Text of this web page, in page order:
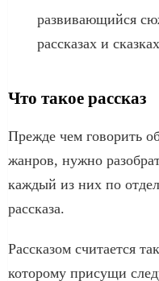
развивающийся
рассказах и
Что такое рассказ
Прежде чем говорить
жанров, нужно
каждый из них по
рассказа.
Рассказом считается
которому присущи